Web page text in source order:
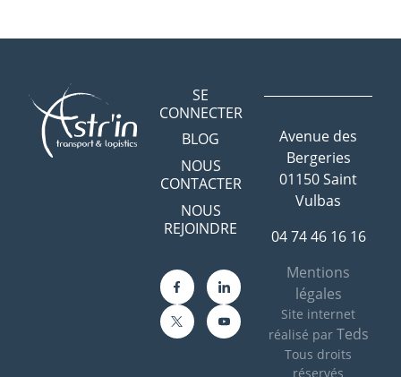
SE
CONNECTER
BLOG
NOUS
CONTACTER
NOUS
REJOINDRE
Avenue des
Bergeries
01150 Saint
Vulbas
04 74 46 16 16
Mentions
légales
Site internet
réalisé par Teds
Tous droits
réservés